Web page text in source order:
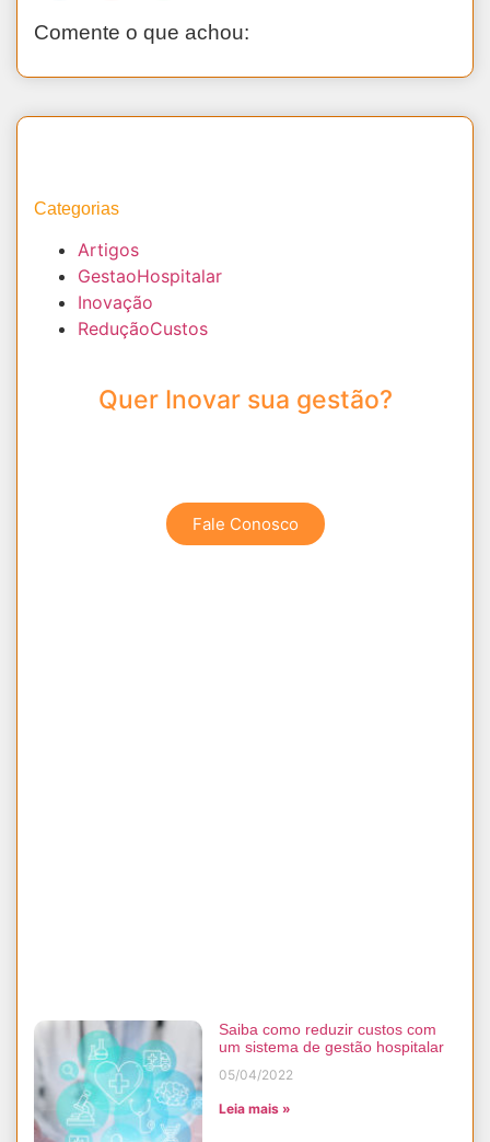
Comente o que achou:
Categorias
Artigos
GestaoHospitalar
Inovação
ReduçãoCustos
Quer Inovar sua gestão?
Fale Conosco
Saiba como reduzir custos com
um sistema de gestão hospitalar
05/04/2022
Leia mais »